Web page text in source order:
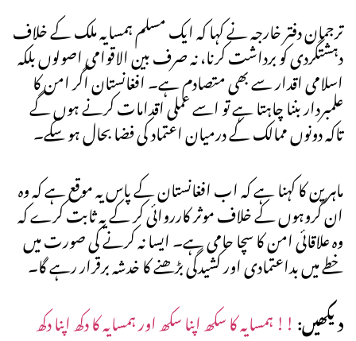
ترجمان دفتر خارجہ نے کہا کہ ایک مسلم ہمسایہ ملک کے خلاف
دہشتگردی کو برداشت کرنا، نہ صرف بین الاقوامی اصولوں بلکہ
اسلامی اقدار سے بھی متصادم ہے۔ افغانستان اگر امن کا
علمبردار بننا چاہتا ہے تو اسے عملی اقدامات کرنے ہوں گے
تاکہ دونوں ممالک کے درمیان اعتماد کی فضا بحال ہو سکے۔
ماہرین کا کہنا ہے کہ اب افغانستان کے پاس یہ موقع ہے کہ وہ
ان گروہوں کے خلاف موثر کارروائی کر کے یہ ثابت کرے کہ
وہ علاقائی امن کا سچا حامی ہے۔ ایسا نہ کرنے کی صورت میں
خطے میں بداعتمادی اور کشیدگی بڑھنے کا خدشہ برقرار رہے گا۔
دیکھیں:!! ہمسایہ کا سکھ اپنا سکھ اور ہمسایہ کا دکھ اپنا دکھ